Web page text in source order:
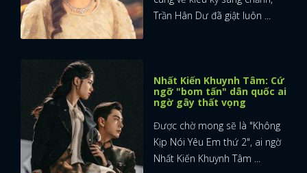
Trần Hân Dư đã giật luôn ...
Nhất Kiến Khuynh Tâm: Cứ
ngỡ "bom tấn" dân quốc ai
ngờ gây thất vọng
Được chờ mong sẽ là "Không
Kịp Nói Yêu Em thứ 2", ai ngờ
Nhất Kiến Khuynh Tâm ...